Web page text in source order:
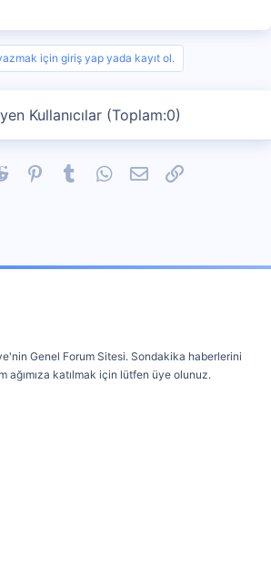
için giriş yap yada kayıt ol.
Kullanıcılar (Toplam:0)
Reddit PinterestTumblrWhatsApp
E-postaLink
Genel Forum Sitesi. Sondakika haberlerini
ağımıza katılmak için lütfen üye olunuz.